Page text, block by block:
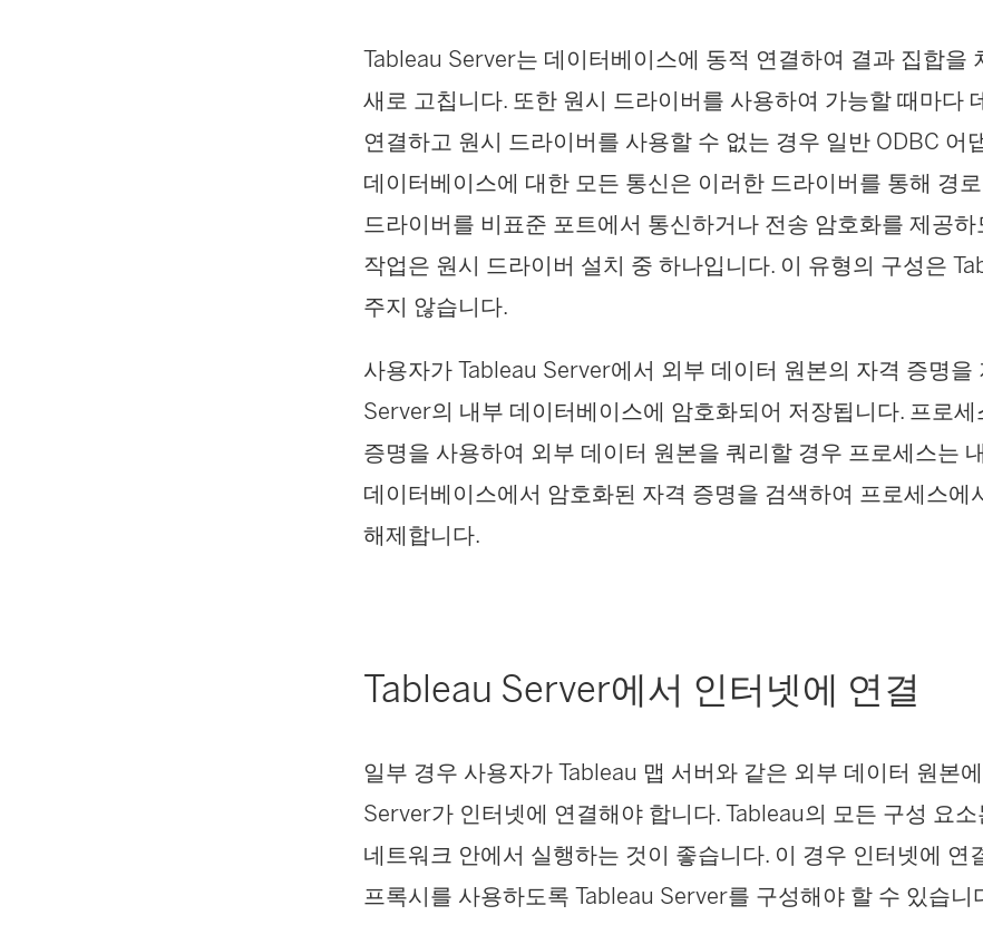
Tableau Server는 데이터베이스에 동적 연결하여 결과 집합을
새로 고칩니다. 또한 원시 드라이버를 사용하여 가능할 때마다
연결하고 원시 드라이버를 사용할 수 없는 경우 일반 ODBC 어
데이터베이스에 대한 모든 통신은 이러한 드라이버를 통해 경
드라이버를 비표준 포트에서 통신하거나 전송 암호화를 제공
작업은 원시 드라이버 설치 중 하나입니다. 이 유형의 구성은
주지 않습니다.
사용자가 Tableau Server에서 외부 데이터 원본의 자격 증명을
Server의 내부 데이터베이스에 암호화되어 저장됩니다. 프로세
증명을 사용하여 외부 데이터 원본을 쿼리할 경우 프로세스는
데이터베이스에서 암호화된 자격 증명을 검색하여 프로세스에
해제합니다.
Tableau Server에서 인터넷에 연결
일부 경우 사용자가 Tableau 맵 서버와 같은 외부 데이터 원본
Server가 인터넷에 연결해야 합니다. Tableau의 모든 구성 요
네트워크 안에서 실행하는 것이 좋습니다. 이 경우 인터넷에 연
프록시를 사용하도록 Tableau Server를 구성해야 할 수 있습니